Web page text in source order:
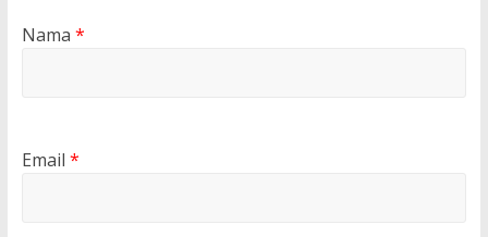
Nama *
Email *